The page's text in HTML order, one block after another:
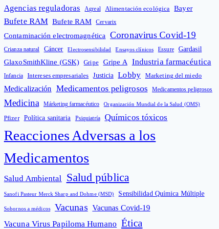
Agencias reguladoras
Agreal Alimentación ecológica Bayer
Bufete RAM Bufete RAM Cervarix
Contaminación electromagnética Coronavirus Covid-19
Crianza natural Cáncer Electrosensibilidad Ensayos clínicos Essure Gardasil
GlaxoSmithKline (GSK) Gripe Gripe A Industria farmacéutica
Infancia Intereses empresariales Justicia Lobby Marketing del miedo
Medicalización Medicamentos peligrosos Medicamentos peligrosos
Medicina Márketing farmacéutico Organización Mundial de la Salud (OMS)
Pfizer Política sanitaria Psiquiatría Químicos tóxicos
Reacciones Adversas a los
Medicamentos
Salud Ambiental Salud pública
Sanofi Pasteur Merck Sharp and Dohme (MSD) Sensibilidad Química Múltiple
Sobornos a médicos Vacunas Vacunas Covid-19
Vacuna Virus Papiloma Humano Ética